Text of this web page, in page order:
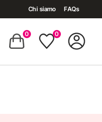
Chi siamo FAQs
0 0